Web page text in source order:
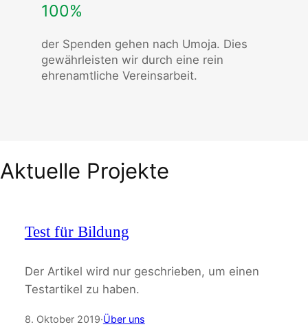
100%
der Spenden gehen nach Umoja. Dies
gewährleisten wir durch eine rein
ehrenamtliche Vereinsarbeit.
Aktuelle Projekte
Test für Bildung
Der Artikel wird nur geschrieben, um einen
Testartikel zu haben.
8. Oktober 2019·Über uns